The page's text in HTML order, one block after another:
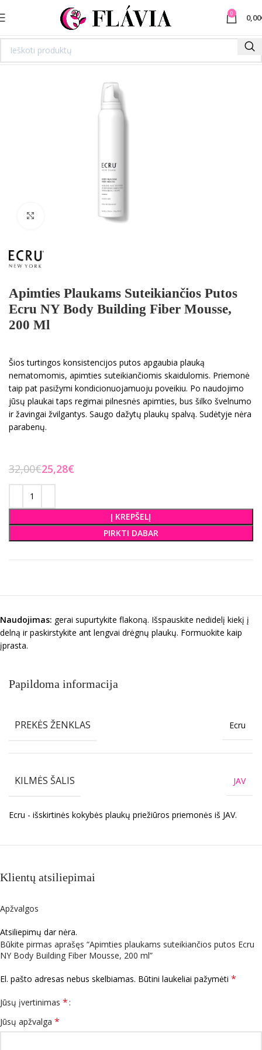
0 0,00
Spustelėkite norėdami padidinti
Apimties Plaukams Suteikiančios Putos
Ecru NY Body Building Fiber Mousse,
200 Ml
Šios turtingos konsistencijos putos apgaubia plauką
nematomomis, apimties suteikiančiomis skaidulomis. Priemonė
taip pat pasižymi kondicionuojamuoju poveikiu. Po naudojimo
jūsų plaukai taps regimai pilnesnės apimties, bus šilko švelnumo
ir žavingai žvilgantys. Saugo dažytų plaukų spalvą. Sudėtyje nėra
parabenų.
32,00€25,28€
Į KREPŠELĮ
PIRKTI DABAR
Naudojimas: gerai supurtykite flakoną. Išspauskite nedidelį kiekį į
delną ir paskirstykite ant lengvai drėgnų plaukų. Formuokite kaip
įprasta.
Papildoma informacija
PREKĖS ŽENKLAS Ecru
KILMĖS ŠALIS JAV
Ecru - išskirtinės kokybės plaukų priežiūros priemonės iš JAV.
Klientų atsiliepimai
Apžvalgos
Atsiliepimų dar nėra.
Būkite pirmas aprašęs “Apimties plaukams suteikiančios putos Ecru
NY Body Building Fiber Mousse, 200 ml”
El. pašto adresas nebus skelbiamas. Būtini laukeliai pažymėti *
Jūsų įvertinimas *
Jūsų apžvalga *